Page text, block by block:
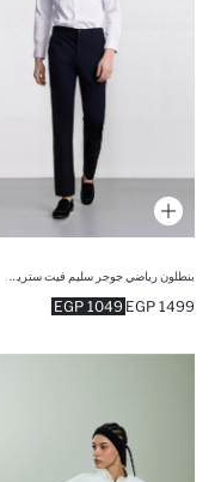
1049 EGP 1499 EGP